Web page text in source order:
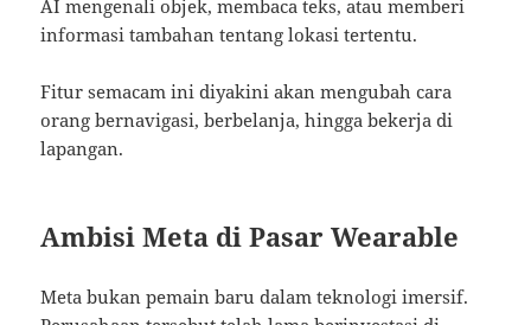
AI mengenali objek, membaca teks, atau memberi
informasi tambahan tentang lokasi tertentu.
Fitur semacam ini diyakini akan mengubah cara
orang bernavigasi, berbelanja, hingga bekerja di
lapangan.
Ambisi Meta di Pasar Wearable
Meta bukan pemain baru dalam teknologi imersif.